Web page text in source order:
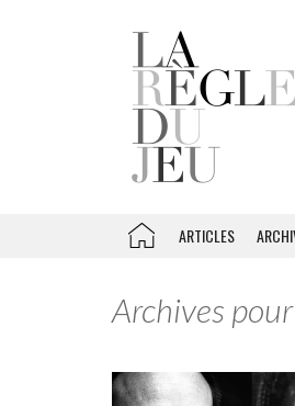
ARTICLES
Archives